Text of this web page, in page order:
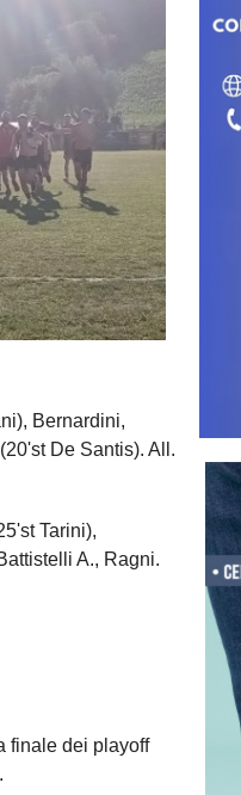
Bernardini,
De Santis). All.
Tarini),
A., Ragni.
finale dei playoff